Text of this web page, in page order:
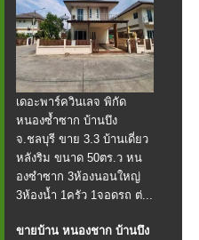
เดอะพาร์ควินเลจ ️พิกัด
หนองซ้ำซาก บ้านบึง
จ.ชลบุรี ขาย 3.3 บ้านเดี่ยว
หลังริม ขนาด 50ตร.ว หน
องซำซาก 3ห้องนอนใหญ่
3ห้องน้ำ 1ครัว 1จอดรถ ต่...
ขายบ้าน หนองชาก บ้านบึง